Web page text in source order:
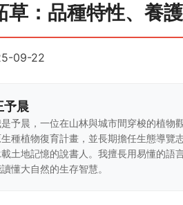
草：品種特性、養
09-22
予晨
予晨，一位在山林與城市間穿梭的植物
生種植物復育計畫，並長期擔任生態導覽
載土地記憶的說書人。我擅長用易懂的語
懂大自然的生存智慧。